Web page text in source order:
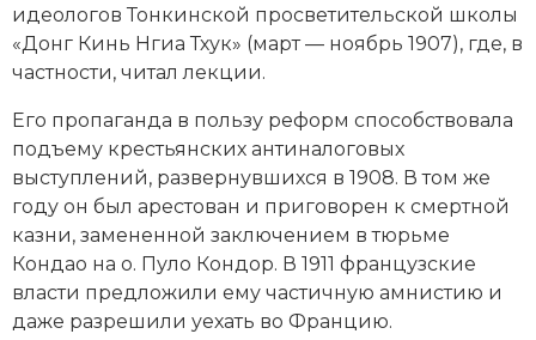
Итория международных отношений
Латинская Америка
Новая история
Новейшая история
Нумизматика
Образование
Общественные объединения и организации
идеологов Тонкинской просветительской школы
«Донг Кинь Нгиа Тхук» (март — ноябрь 1907), где, в
частности, читал лекции.
Его пропаганда в пользу реформ способствовала
подъему крестьянских антиналоговых
выступлений, развернувшихся в 1908. В том же
году он был арестован и приговорен к смертной
казни, замененной заключением в тюрьме
Кондао на о. Пуло Кондор. В 1911 французские
власти предложили ему частичную амнистию и
даже разрешили уехать во Францию.